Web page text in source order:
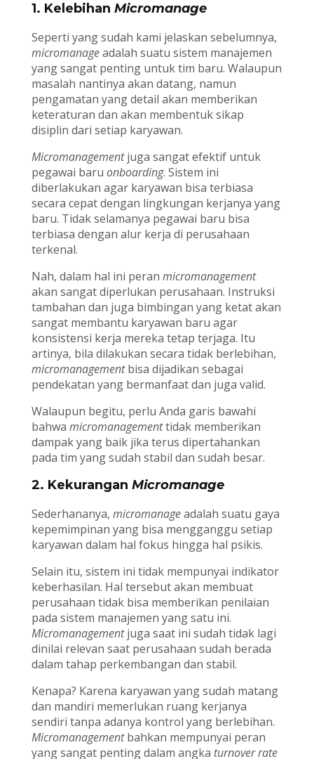
1. Kelebihan Micromanage
Seperti yang sudah kami jelaskan sebelumnya,
micromanageadalah suatu sistem manajemen
yang sangat penting untuk tim baru. Walaupun
masalah nantinya akan datang, namun
pengamatan yang detail akan memberikan
keteraturan dan akan membentuk sikap
disiplin dari setiap karyawan.
Micromanagementjuga sangat efektif untuk
pegawai baru onboarding. Sistem ini
diberlakukan agar karyawan bisa terbiasa
secara cepat dengan lingkungan kerjanya yang
baru. Tidak selamanya pegawai baru bisa
terbiasa dengan alur kerja di perusahaan
terkenal.
Nah, dalam hal ini peran micromanagement
akan sangat diperlukan perusahaan. Instruksi
tambahan dan juga bimbingan yang ketat akan
sangat membantu karyawan baru agar
konsistensi kerja mereka tetap terjaga. Itu
artinya, bila dilakukan secara tidak berlebihan,
micromanagementbisa dijadikan sebagai
pendekatan yang bermanfaat dan juga valid.
Walaupun begitu, perlu Anda garis bawahi
bahwa micromanagementtidak memberikan
dampak yang baik jika terus dipertahankan
pada tim yang sudah stabil dan sudah besar.
2. Kekurangan Micromanage
Sederhananya, micromanageadalah suatu gaya
kepemimpinan yang bisa mengganggu setiap
karyawan dalam hal fokus hingga hal psikis.
Selain itu, sistem ini tidak mempunyai indikator
keberhasilan. Hal tersebut akan membuat
perusahaan tidak bisa memberikan penilaian
pada sistem manajemen yang satu ini.
Micromanagementjuga saat ini sudah tidak lagi
dinilai relevan saat perusahaan sudah berada
dalam tahap perkembangan dan stabil.
Kenapa? Karena karyawan yang sudah matang
dan mandiri memerlukan ruang kerjanya
sendiri tanpa adanya kontrol yang berlebihan.
Micromanagementbahkan mempunyai peran
yang sangat penting dalam angka turnover rate